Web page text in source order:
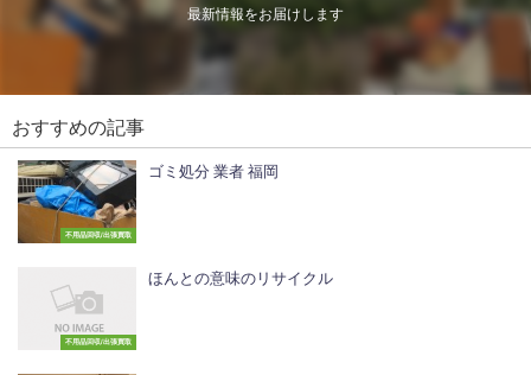
最新情報をお届けします
おすすめの記事
不用品回収/出張買取
ゴミ処分 業者 福岡
不用品回収/出張買取
ほんとの意味のリサイクル